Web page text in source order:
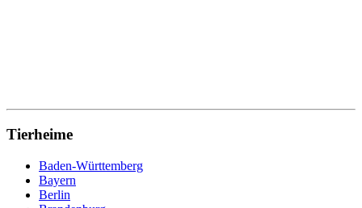
Tierheime
Baden-Württemberg
Bayern
Berlin